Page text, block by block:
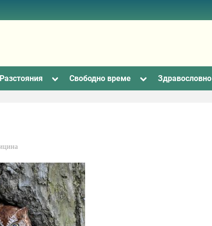
Разстояния
ToggleСвободно време
ToggleЗдравословно